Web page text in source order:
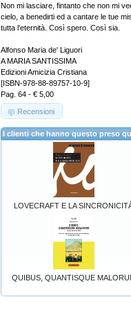
Non mi lasciare, fintanto che non mi
cielo, a benedirti ed a cantare le tue
tutta l’eternità. Così spero. Così sia.
Alfonso Maria de' Liguori
A MARIA SANTISSIMA
Edizioni Amicizia Cristiana
[ISBN-978-88-89757-10-9]
Pag. 64 - € 5,00
Recensioni
I clienti che hanno questo preso
LOVECRAFT E LA
QUIBUS, QUANTISQUE